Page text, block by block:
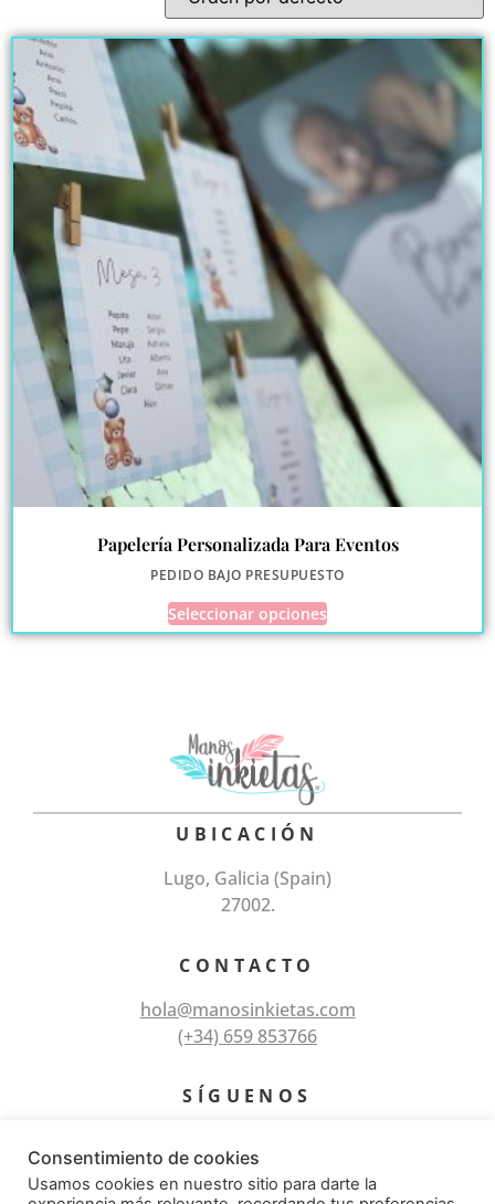
Papelería Personalizada Para Eventos
PEDIDO BAJO PRESUPUESTO
Seleccionar opciones
UBICACIÓN
Lugo, Galicia (Spain)
27002.
CONTACTO
hola@manosinkietas.com
(+34) 659 853766
SÍGUENOS
Consentimiento de cookies
Usamos cookies en nuestro sitio para darte la